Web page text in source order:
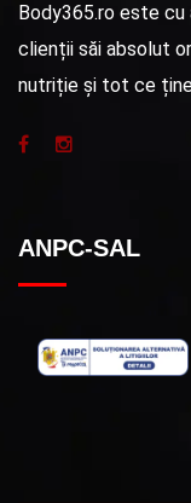
Body365.ro este
clienții săi absolut
nutriție și tot ce
ANPC-SAL